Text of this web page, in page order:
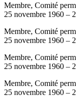
Membre, Comité
25 novembre 1960 –
Membre, Comité
25 novembre 1960 –
Membre, Comité
25 novembre 1960 –
Membre, Comité
25 novembre 1960 –